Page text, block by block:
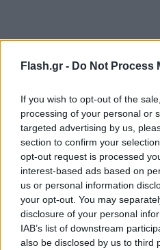
Flash.gr - Do Not Process
If you wish to opt-out of the
processing of your personal or
targeted advertising by us,
section to confirm your
opt-out request is processed
interest-based ads based on
us or personal information
your opt-out. You may
disclosure of your personal
IAB’s list of downstream
also be disclosed by us to third